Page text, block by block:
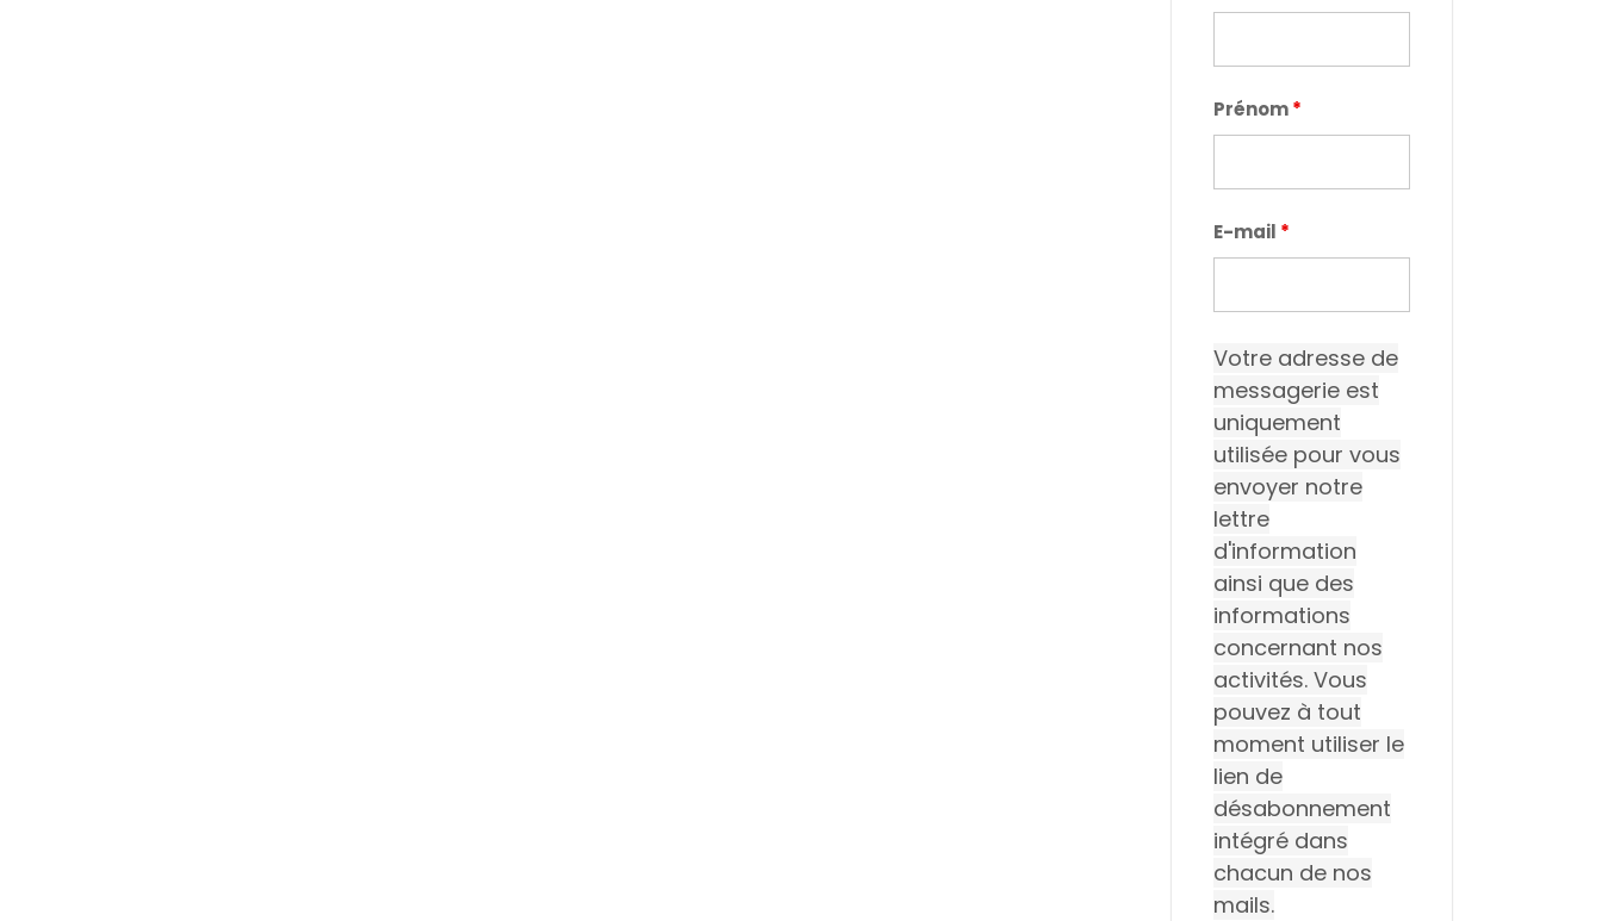
Prénom*
E-mail *
Votre adresse de
messagerie est
uniquement
utilisée pour vous
envoyer notre
lettre
d'information
ainsi que des
informations
concernant nos
activités. Vous
pouvez à tout
moment utiliser le
lien de
désabonnement
intégré dans
chacun de nos
mails.